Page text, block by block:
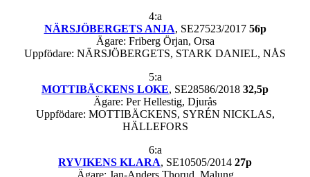
4:a
NÄRSJÖBERGETS ANJA, SE27523/2017 56p
Ägare: Friberg Örjan, Orsa
Uppfödare: NÄRSJÖBERGETS, STARK DANIEL, NÅS
5:a
MOTTIBÄCKENS LOKE, SE28586/2018 32,5p
Ägare: Per Hellestig, Djurås
Uppfödare: MOTTIBÄCKENS, SYRÉN NICKLAS,
HÄLLEFORS
6:a
RYVIKENS KLARA, SE10505/2014 27p